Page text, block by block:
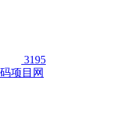
3195